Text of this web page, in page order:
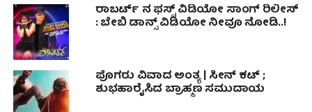
ರಾಬರ್ಟ್ ನ ಫಸ್ಟ್ ವಿಡಿಯೋ ಸಾಂಗ್ ರಿಲೀಸ್
: ಬೇಬಿ ಡಾನ್ಸ್ ವಿಡಿಯೋ ನೀವೂ ನೋಡಿ..!
ಪೊಗರು ವಿವಾದ ಅಂತ್ಯ | ಸೀನ್ ಕಟ್ ;
ಶುಭಹಾರೈಸಿದ ಬ್ರಾಹ್ಮಣ ಸಮುದಾಯ